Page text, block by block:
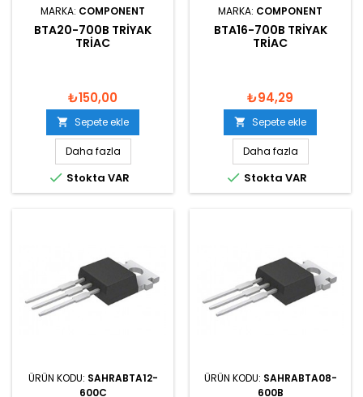
MARKA: COMPONENT
BTA20-700B TRIYAK
TRIAC
₺150,00
 Sepete ekle
Daha fazla
 Stokta VAR
MARKA: COMPONENT
BTA16-700B TRIYAK
TRIAC
₺94,29
 Sepete ekle
Daha fazla
 Stokta VAR
ÜRÜN KODU: SAHRABTA12-
600C
ÜRÜN KODU: SAHRABTA08-
600B